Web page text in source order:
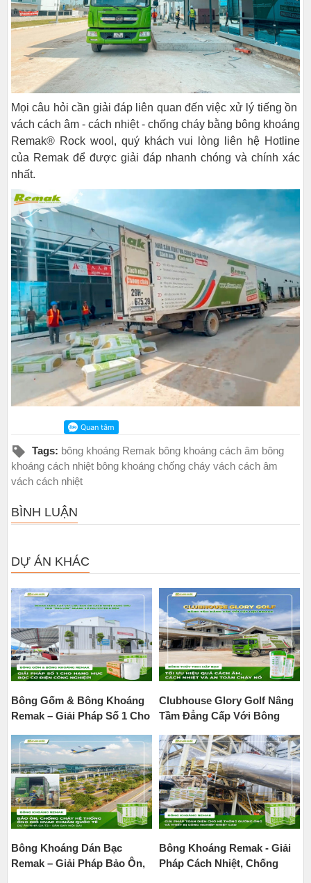
Mọi câu hỏi cần giải đáp liên quan đến việc xử lý tiếng ồn
vách cách âm - cách nhiệt - chống cháy bằng bông khoáng
Remak® Rock wool, quý khách vui lòng liên hệ Hotline
của Remak để được giải đáp nhanh chóng và chính xác
nhất.
Tags: bông khoáng Remak bông khoáng cách âm bông
khoáng cách nhiệt bông khoáng chống cháy vách cách âm
vách cách nhiệt
BÌNH LUẬN
DỰ ÁN KHÁC
Bông Gốm & Bông Khoáng
Remak – Giải Pháp Số 1 Cho
Công Nghiệp
Clubhouse Glory Golf Nâng
Tầm Đẳng Cấp Với Bông
Bông Khoáng Dán Bạc
Remak – Giải Pháp Bảo Ôn,
Bông Khoáng Remak - Giải
Pháp Cách Nhiệt, Chống